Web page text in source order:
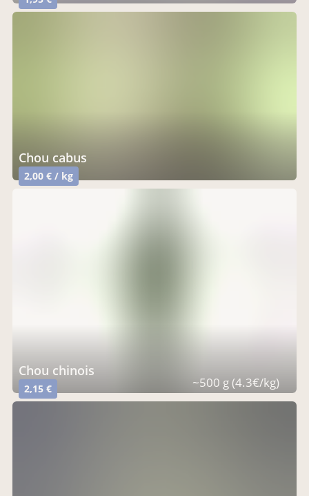
chou cabus
2,00 € / kg
chou chinois
2,15 € ~500 g (4.3€/kg)